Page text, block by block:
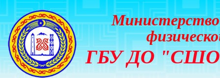
Министерство
ГБУ ДО "СШОР